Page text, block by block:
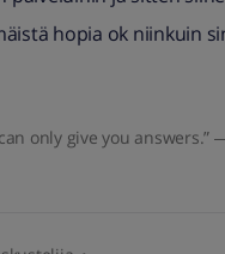
hopia ok niinkuin
only give you answers.”